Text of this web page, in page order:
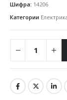
Шифра: 14206
Категории